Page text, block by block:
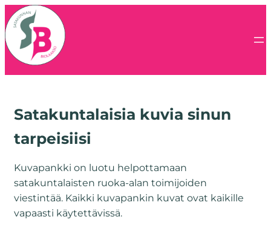
Satakuntalaisia kuvia sinun
tarpeisiisi
Kuvapankki on luotu helpottamaan
satakuntalaisten ruoka-alan toimijoiden
viestintää. Kaikki kuvapankin kuvat ovat kaikille
vapaasti käytettävissä.